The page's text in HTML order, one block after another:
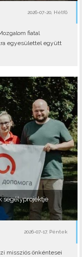
2026-07-20, Hétfő
fiatal
egyesülettel együtt
segélyprojektje
2026-07-17, Péntek
missziós önkéntesei